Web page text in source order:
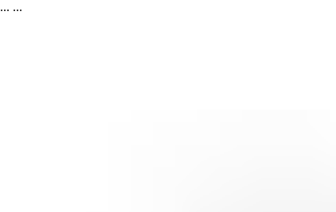
... ...